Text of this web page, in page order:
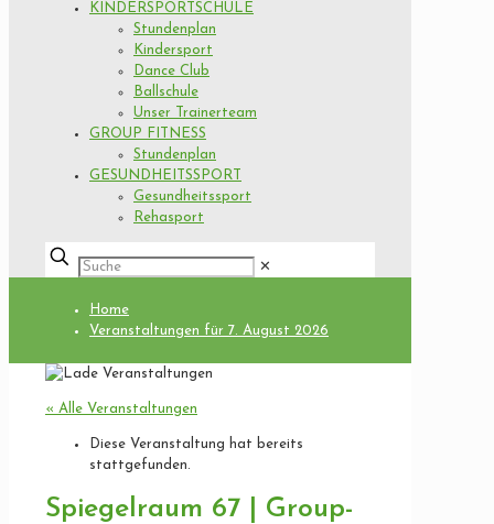
KINDERSPORTSCHULE
Stundenplan
Kindersport
Dance Club
Ballschule
Unser Trainerteam
GROUP FITNESS
Stundenplan
GESUNDHEITSSPORT
Gesundheitssport
Rehasport
✕
Home
Veranstaltungen für 7. August 2026
« Alle Veranstaltungen
Diese Veranstaltung hat bereits
stattgefunden.
Spiegelraum 67 | Group-